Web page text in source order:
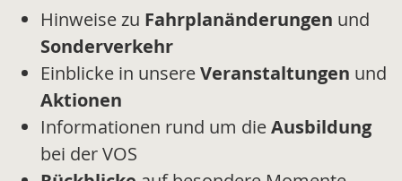
Hinweise zu Fahrplanänderungen und
Sonderverkehr
Einblicke in unsereVeranstaltungen und
Aktionen
Informationen rund um dieAusbildung
bei der VOS